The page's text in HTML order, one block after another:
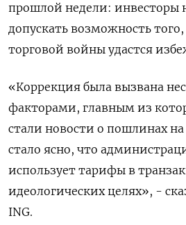
прошлой недели: инвесторы
допускать возможность
торговой войны удастся
«Коррекция была вызвана
факторами, главным из
стали новости о пошлинах на
стало ясно, что
использует тарифы в
идеологических целях», -
ING.